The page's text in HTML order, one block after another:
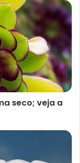
agem
perca mais
as principais
seco; veja a